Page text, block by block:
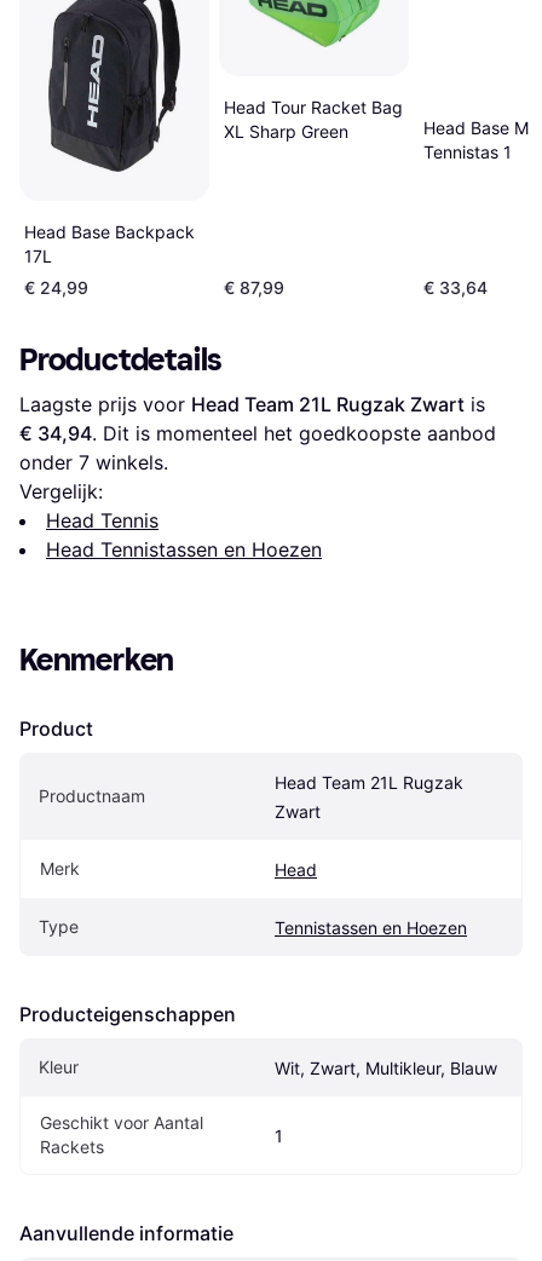
Head Base Backpack
17L
€ 24,99
Head Tour Racket Bag
XL Sharp Green
€ 87,99
Head Base M
Tennistas 1
€ 33,64
Productdetails
Laagste prijs voor Head Team 21L Rugzak Zwart
€ 34,94. Dit is momenteel het goedkoopste aanbod
onder 7 winkels.
Vergelijk:
Head Tennis
Head Tennistassen en Hoezen
Kenmerken
Product
Productnaam
Head Team 21L Rugzak
Zwart
Merk Head
Type Tennistassen en Hoezen
Producteigenschappen
Kleur Wit, Zwart, Multikleur, Blauw
Geschikt voor Aantal
Rackets
1
Aanvullende informatie